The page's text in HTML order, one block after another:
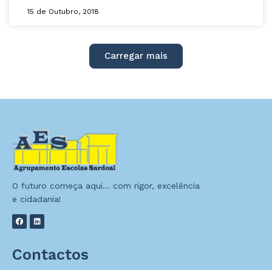
15 de Outubro, 2018
Carregar mais
O futuro começa aqui… com rigor, excelência
e cidadania!
Contactos